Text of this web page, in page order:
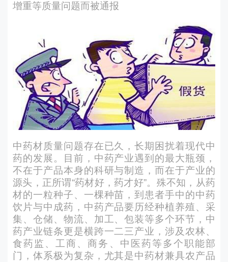
增重等质量问题而被通报
中药材质量问题存在已久，长期困扰着现代中
药的发展。目前，中药产业遇到的最大瓶颈，
不在于产品本身的科研与制造，而在于产业的
源头，正所谓“药材好，药才好”。殊不知，从药
材的一粒种子、一棵种苗，到患者手中的中药
饮片与中成药，中药产品要历经种植养殖、采
集、仓储、物流、加工、包装等多个环节，中
药产业链条更是横跨一二三产业，涉及农林、
食药监、工商、商务、中医药等多个职能部
门，体系极为复杂，尤其是中药材兼具农产品